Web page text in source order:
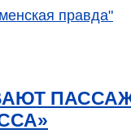
правда"